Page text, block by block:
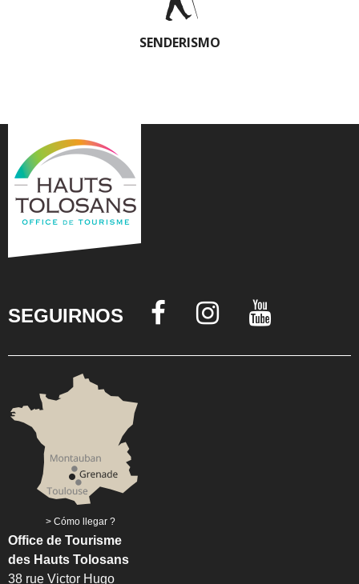
SENDERISMO
SEGUIRNOS
Cómo llegar ?
Office de Tourisme
des Hauts Tolosans
38 rue Victor Hugo